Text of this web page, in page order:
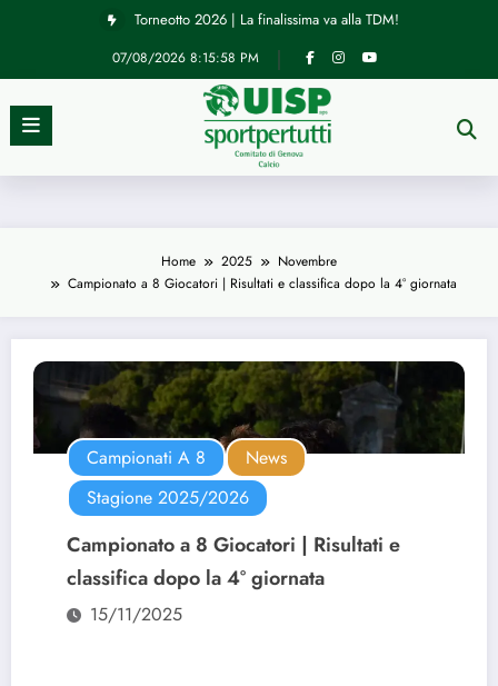
Torneotto 2026 | La finalissima va alla TDM!
07/08/2026 8:15:59 PM
Home 2025
Novembre
Campionato a 8 Giocatori | Risultati e classifica dopo la 4° giornata
Campionati A 8
News
Stagione 2025/2026
Campionato a 8 Giocatori | Risultati e
classifica dopo la 4° giornata
15/11/2025